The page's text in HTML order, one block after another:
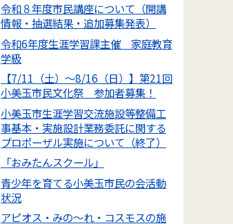
令和８年度市民講座について（開講
情報・抽選結果・追加募集発表）
令和6年度生涯学習課主催 家庭教育
学級
【7/11（土）～8/16（日）】第21回
小美玉市民文化祭 参加者募集！
小美玉市生涯学習交流施設等整備工
事基本・実施設計業務委託に関する
プロポーザル実施について（終了）
「おみたんスクール」
青少年を育てる小美玉市民の会活動
状況
アピオス・みの～れ・コスモスの施